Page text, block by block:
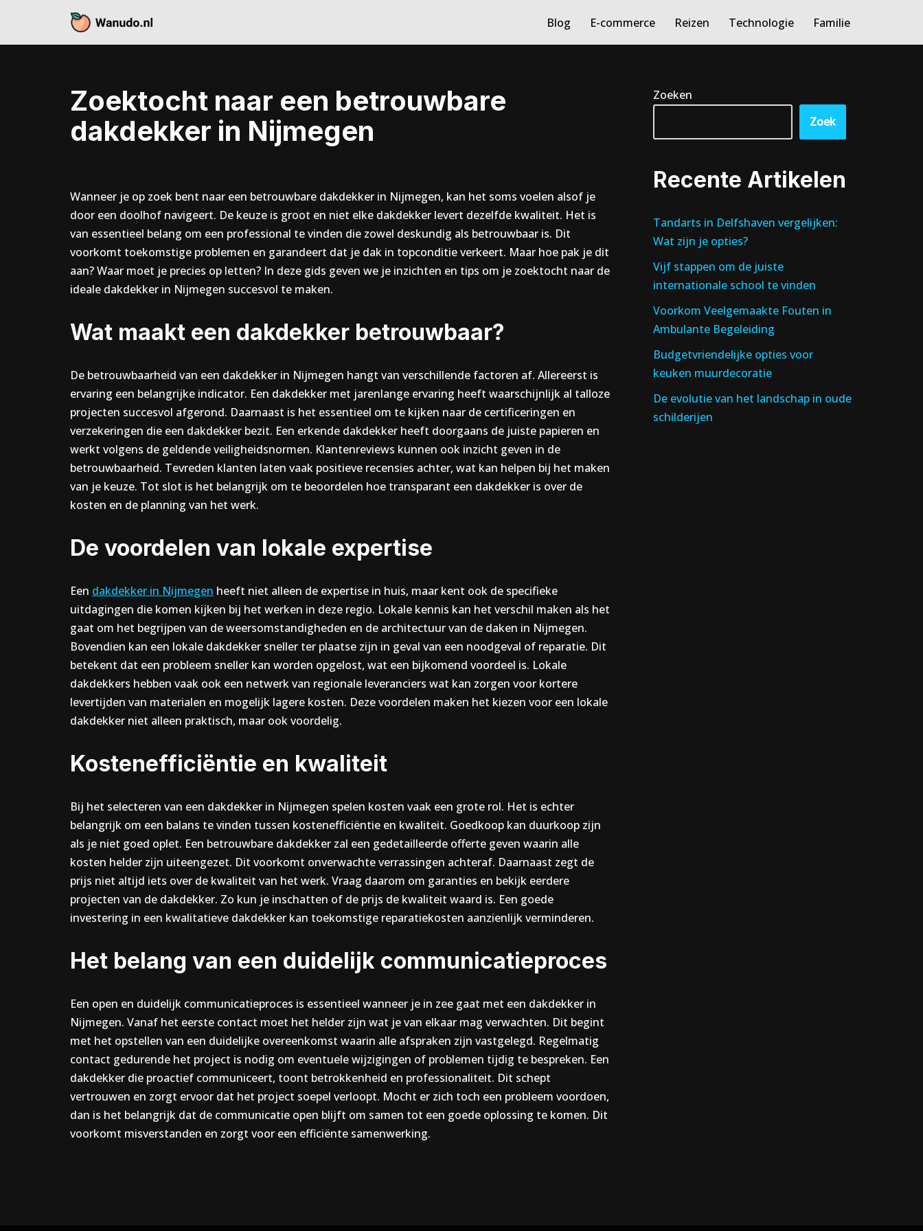
Blog E-commerce Reizen Technologie Familie
Zoektocht naar een betrouwbare
dakdekker in Nijmegen
Wanneer je op zoek bent naar een betrouwbare dakdekker in Nijmegen, kan het soms voelen alsof je
door een doolhof navigeert. De keuze is groot en niet elke dakdekker levert dezelfde kwaliteit. Het is
van essentieel belang om een professional te vinden die zowel deskundig als betrouwbaar is. Dit
voorkomt toekomstige problemen en garandeert dat je dak in topconditie verkeert. Maar hoe pak je dit
aan? Waar moet je precies op letten? In deze gids geven we je inzichten en tips om je zoektocht naar de
ideale dakdekker in Nijmegen succesvol te maken.
Wat maakt een dakdekker betrouwbaar?
De betrouwbaarheid van een dakdekker in Nijmegen hangt van verschillende factoren af. Allereerst is
ervaring een belangrijke indicator. Een dakdekker met jarenlange ervaring heeft waarschijnlijk al talloze
projecten succesvol afgerond. Daarnaast is het essentieel om te kijken naar de certificeringen en
verzekeringen die een dakdekker bezit. Een erkende dakdekker heeft doorgaans de juiste papieren en
werkt volgens de geldende veiligheidsnormen. Klantenreviews kunnen ook inzicht geven in de
betrouwbaarheid. Tevreden klanten laten vaak positieve recensies achter, wat kan helpen bij het maken
van je keuze. Tot slot is het belangrijk om te beoordelen hoe transparant een dakdekker is over de
kosten en de planning van het werk.
De voordelen van lokale expertise
Een dakdekker in Nijmegen heeft niet alleen de expertise in huis, maar kent ook de specifieke
uitdagingen die komen kijken bij het werken in deze regio. Lokale kennis kan het verschil maken als het
gaat om het begrijpen van de weersomstandigheden en de architectuur van de daken in Nijmegen.
Bovendien kan een lokale dakdekker sneller ter plaatse zijn in geval van een noodgeval of reparatie. Dit
betekent dat een probleem sneller kan worden opgelost, wat een bijkomend voordeel is. Lokale
dakdekkers hebben vaak ook een netwerk van regionale leveranciers wat kan zorgen voor kortere
levertijden van materialen en mogelijk lagere kosten. Deze voordelen maken het kiezen voor een lokale
dakdekker niet alleen praktisch, maar ook voordelig.
Kostenefficiëntie en kwaliteit
Bij het selecteren van een dakdekker in Nijmegen spelen kosten vaak een grote rol. Het is echter
belangrijk om een balans te vinden tussen kostenefficiëntie en kwaliteit. Goedkoop kan duurkoop zijn
als je niet goed oplet. Een betrouwbare dakdekker zal een gedetailleerde offerte geven waarin alle
kosten helder zijn uiteengezet. Dit voorkomt onverwachte verrassingen achteraf. Daarnaast zegt de
prijs niet altijd iets over de kwaliteit van het werk. Vraag daarom om garanties en bekijk eerdere
projecten van de dakdekker. Zo kun je inschatten of de prijs de kwaliteit waard is. Een goede
investering in een kwalitatieve dakdekker kan toekomstige reparatiekosten aanzienlijk verminderen.
Het belang van een duidelijk communicatieproces
Een open en duidelijk communicatieproces is essentieel wanneer je in zee gaat met een dakdekker in
Nijmegen. Vanaf het eerste contact moet het helder zijn wat je van elkaar mag verwachten. Dit begint
met het opstellen van een duidelijke overeenkomst waarin alle afspraken zijn vastgelegd. Regelmatig
contact gedurende het project is nodig om eventuele wijzigingen of problemen tijdig te bespreken. Een
dakdekker die proactief communiceert, toont betrokkenheid en professionaliteit. Dit schept
vertrouwen en zorgt ervoor dat het project soepel verloopt. Mocht er zich toch een probleem voordoen,
dan is het belangrijk dat de communicatie open blijft om samen tot een goede oplossing te komen. Dit
voorkomt misverstanden en zorgt voor een efficiënte samenwerking.
Zoeken
Zoek
Recente Artikelen
Tandarts in Delfshaven vergelijken:
Wat zijn je opties?
Vijf stappen om de juiste
internationale school te vinden
Voorkom Veelgemaakte Fouten in
Ambulante Begeleiding
Budgetvriendelijke opties voor
keuken muurdecoratie
De evolutie van het landschap in oude
schilderijen